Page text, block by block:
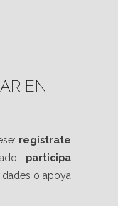
EN
regístrate
participa
o apoya